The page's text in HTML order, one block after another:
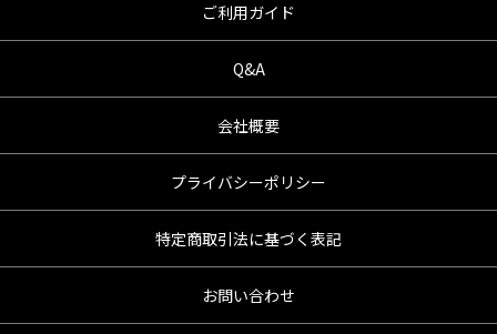
ご利用ガイド
Q&A
会社概要
プライバシーポリシー
特定商取引法に基づく表記
お問い合わせ